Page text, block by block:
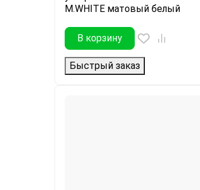
M.WHITE матовый белый
В корзину
Быстрый заказ